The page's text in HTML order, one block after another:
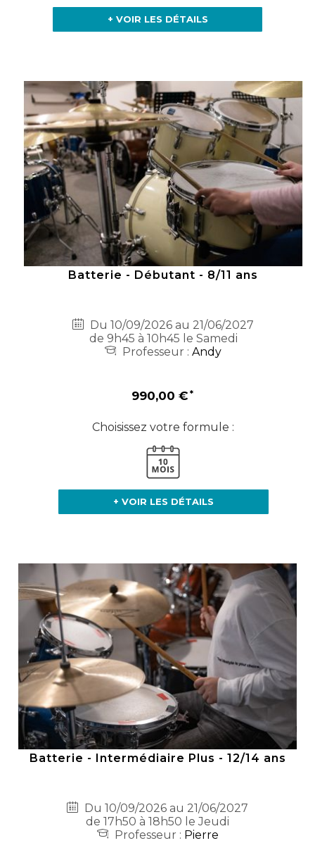
+ VOIR LES DÉTAILS
Batterie - Débutant - 8/11 ans
Du 10/09/2026 au 21/06/2027
de 9h45 à 10h45 le Samedi
Professeur :Andy
990,00 €
Choisissez votre formule :
+ VOIR LES DÉTAILS
Batterie - Intermédiaire Plus - 12/14 ans
Du 10/09/2026 au 21/06/2027
de 17h50 à 18h50 le Jeudi
Professeur : Pierre